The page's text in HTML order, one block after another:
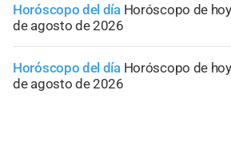
Horóscopo del día Horóscopo de
de agosto de 2026
Horóscopo del día Horóscopo de
de agosto de 2026